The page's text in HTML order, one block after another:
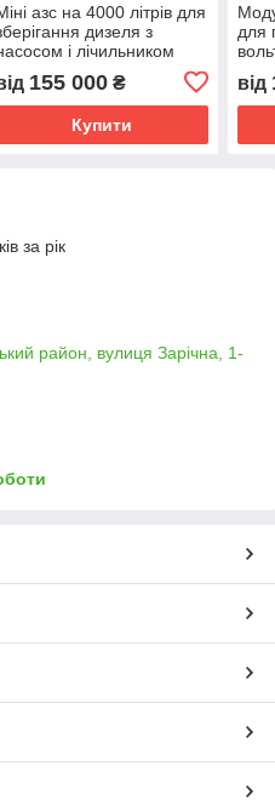
азс на 4000 літрів для
дизеля з
і лічильником
155 000₴
Купити
для
від
за рік
район, вулиця Зарічна, 1-